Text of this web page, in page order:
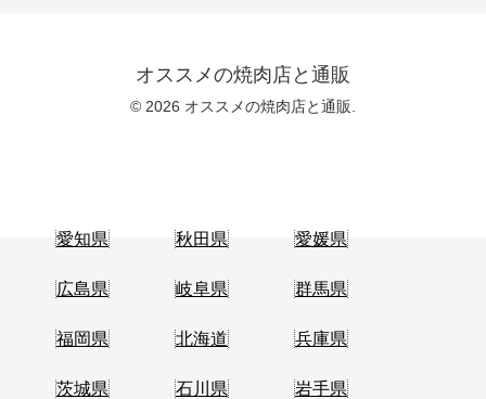
オススメの焼肉店と通販
© 2026 オススメの焼肉店と通販.
愛知県 秋田県 愛媛県
広島県 岐阜県 群馬県
福岡県 北海道 兵庫県
茨城県 石川県 岩手県